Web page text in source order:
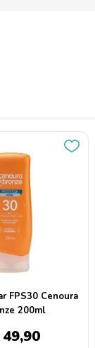
FPS30 Cenoura
200ml
49,90